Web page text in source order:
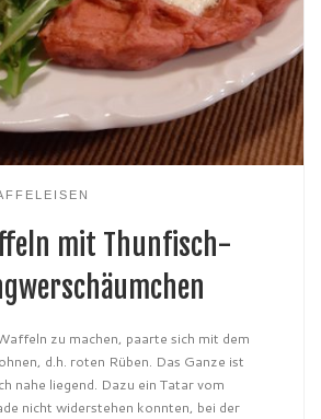
mit Thunfisch-
zu machen, paarte sich mit dem
d.h. roten Rüben. Das Ganze ist
nahe liegend. Dazu ein Tatar vom
nicht widerstehen konnten, bei der